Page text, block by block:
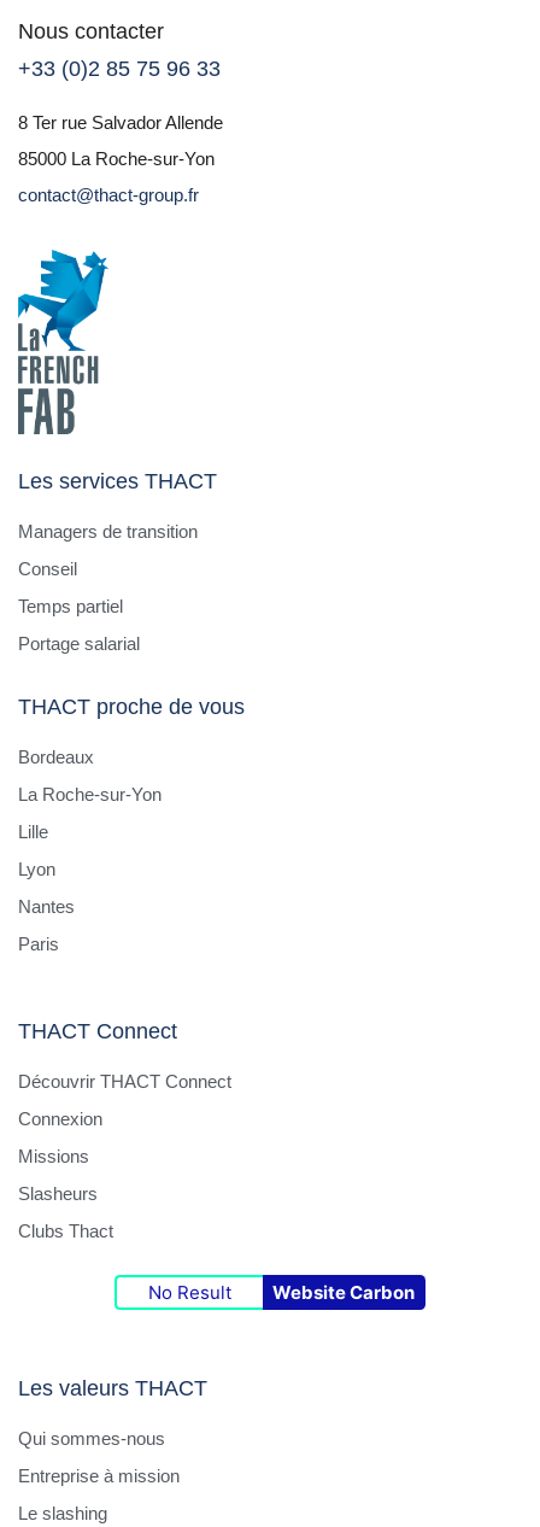
Nous contacter
+33 (0)2 85 75 96 33
8 Ter rue Salvador Allende
85000 La Roche-sur-Yon
contact@thact-group.fr
Les services THACT
Managers de transition
Conseil
Temps partiel
Portage salarial
THACT proche de vous
Bordeaux
La Roche-sur-Yon
Lille
Lyon
Nantes
Paris
THACT Connect
Découvrir THACT Connect
Connexion
Missions
Slasheurs
Clubs Thact
No Result Website Carbon
Les valeurs THACT
Qui sommes-nous
Entreprise à mission
Le slashing